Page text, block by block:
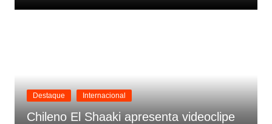
Destaque Internacional
Chileno El Shaaki apresenta videoclipe